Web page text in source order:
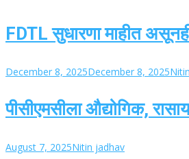
FDTL सुधारणा माहीत
December 8, 2025December 8, 2025
पीसीएमसीला औद्योगिक,
August 7, 2025Nitin jadhav